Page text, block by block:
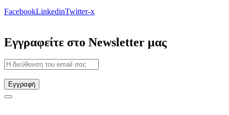
FacebookLinkedinTwitter-x
Εγγραφείτε στο Newsletter μας
Εγγραφή